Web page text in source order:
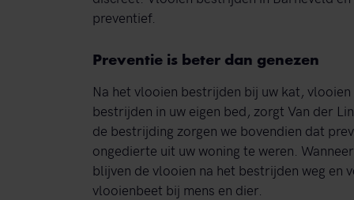
preventief.
Preventie is beter dan genezen
Na het vlooien bestrijden bij uw kat,
bestrijden in uw eigen bed, zorgt Van der
de bestrijding zorgen we bovendien dat
ongedierte uit uw woning te weren.
blijven de vlooien na het bestrijden weg en
vlooienbeet bij mens en dier.